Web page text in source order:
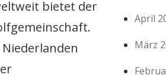
bietet der
April
März